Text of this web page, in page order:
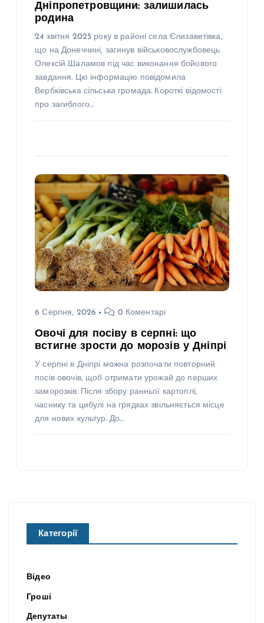
Дніпропетровщини: залишилась
родина
24 квітня 2025 року в районі села Єлизаветівка,
що на Донеччині, загинув військовослужбовець
Олексій Шаламов під час виконання бойового
завдання. Цю інформацію повідомила
Вербківська сільська громада. Короткі відомості
про загиблого…
6 Серпня, 2026 0 Коментарі
Овочі для посіву в серпні: що
встигне зрости до морозів у Дніпрі
У серпні в Дніпрі можна розпочати повторний
посів овочів, щоб отримати урожай до перших
заморозків. Після збору ранньої картоплі,
часнику та цибулі на грядках звільняється місце
для нових культур. До…
Категорії
Відео
Гроші
Депутаты